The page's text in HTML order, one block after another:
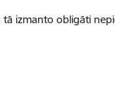
izmanto obligāti